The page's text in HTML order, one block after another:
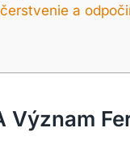
a
Význam